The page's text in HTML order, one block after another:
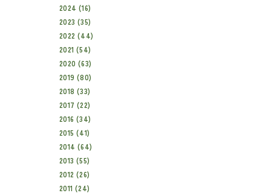
2024 (16)
2023 (35)
2022 (44)
2021 (54)
2020 (63)
2019 (80)
2018 (33)
2017 (22)
2016 (34)
2015 (41)
2014 (64)
2013 (55)
2012 (26)
2011 (24)